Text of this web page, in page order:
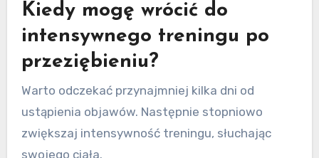
Kiedy mogę wrócić do
intensywnego treningu po
przeziębieniu?
Warto odczekać przynajmniej kilka dni od
ustąpienia objawów. Następnie stopniowo
zwiększaj intensywność treningu, słuchając
swojego ciała.